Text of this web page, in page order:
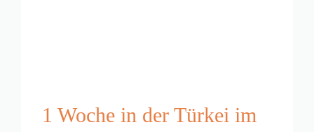
1 Woche in der Türkei im